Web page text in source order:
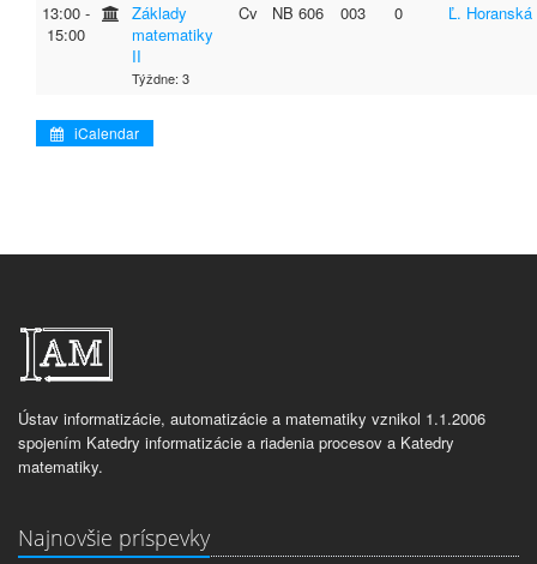
13:00 ‐
15:00
Základy
matematiky
II
Týždne: 3
Cv NB 606 003 0 Ľ. Horanská
iCalendar
Ústav informatizácie, automatizácie a matematiky vznikol 1.1.2006
spojením Katedry informatizácie a riadenia procesov a Katedry
matematiky.
Najnovšie príspevky